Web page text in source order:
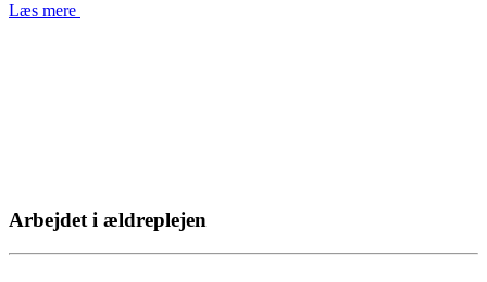
Læs mere
Arbejdet i ældreplejen